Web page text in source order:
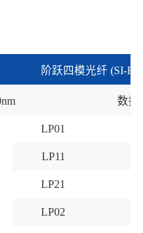
阶跃四模光纤 (SI-
数据
LP01
LP11
LP21
LP02